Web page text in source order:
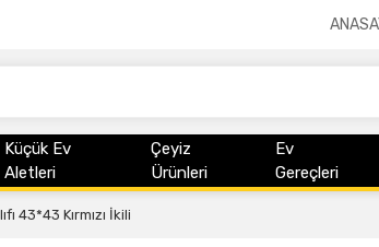
Küçük Ev
Aletleri
Çeyiz
Ürünleri
Ev
Gereçleri
43*43 Kırmızı İkili